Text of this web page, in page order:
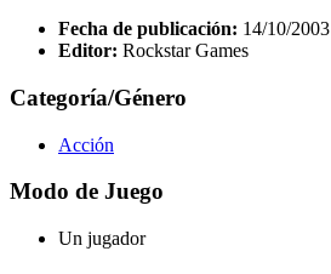
Fecha de publicación: 14/10/2003
Editor: Rockstar Games
Categoría/Género
Acción
Modo de Juego
Un jugador